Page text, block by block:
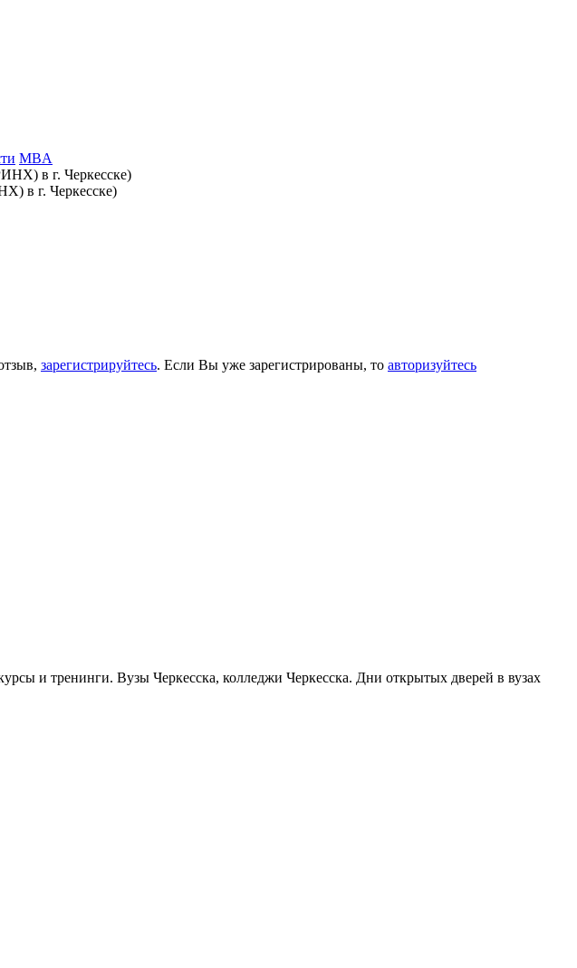
MBA
в г. Черкесске)
зарегистрируйтесь. Если Вы уже зарегистрированы, то авторизуйтесь
и тренинги. Вузы Черкесска, колледжи Черкесска. Дни открытых дверей в вузах